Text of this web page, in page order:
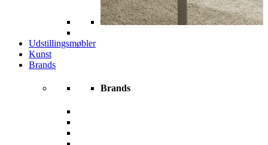
Udstillingsmøbler
Kunst
Brands
Brands